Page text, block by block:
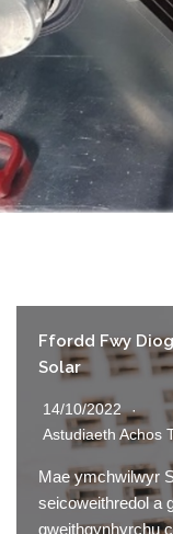
Ffordd Fwy
Solar
14/10/2022
Astudiaeth Achos
Mae ymchwilwyr
seicoweithredol a
gweithgynhyrchu